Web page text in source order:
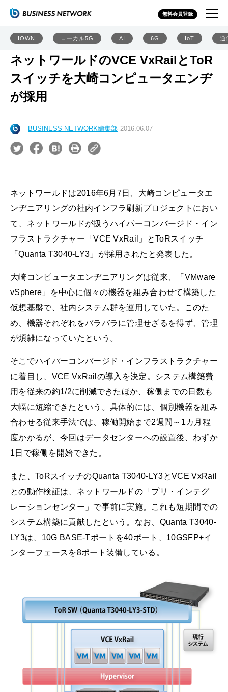
無料会員登録
IOWN ローカル5G AI 6G IoT 通
ネットワールドのVCE VxRailとToR
スイッチを大崎コンピュータエンヂ
が採用
BUSINESS NETWORK編集部 2016.06.07
ネットワールドは2016年6月7日、大崎コンピュータエ
ンヂニアリングの社内インフラ刷新プロジェクトにおい
て、ネットワールドが扱うハイパーコンバージド・イン
フラストラクチャー「VCE VxRail」とToRスイッチ
「Quanta T3040-LY3」が採用されたと発表した。
大崎コンピュータエンヂニアリングは従来、「VMware
vSphere」を中心に個々の機器を組み合わせて構築した
仮想基盤で、社内システム群を運用していた。このた
め、機器それぞれをバラバラに管理せざるを得ず、管理
が煩雑になっていたという。
そこでハイパーコンバージド・インフラストラクチャー
に着目し、VCE VxRailの導入を決定。システム構築費
用を従来の約1/2に削減できたほか、稼働までの日数も
大幅に短縮できたという。具体的には、個別機器を組み
合わせる従来手法では、稼働開始まで2週間～1カ月程
度かかるが、今回はデータセンターへの設置後、わずか
1日で稼働を開始できた。
また、ToRスイッチのQuanta T3040-LY3とVCE VxRail
との動作検証は、ネットワールドの「プリ・インテグ
レーションセンター」で事前に実施。これも短期間での
システム構築に貢献したという。なお、Quanta T3040-
LY3は、10G BASE-Tポートを40ポート、10GSFP+イ
ンターフェースを8ポート装備している。